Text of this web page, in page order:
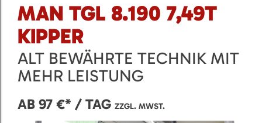
MAN TGL 8.190 7,49T
KIPPER
ALT BEWÄHRTE TECHNIK MIT
MEHR LEISTUNG
AB 97 €* / TAG ZZGL. MWST.